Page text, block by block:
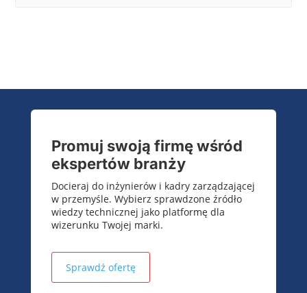
Promuj swoją firmę wśród
ekspertów branży
Docieraj do inżynierów i kadry zarządzającej
w przemyśle. Wybierz sprawdzone źródło
wiedzy technicznej jako platformę dla
wizerunku Twojej marki.
Sprawdź ofertę